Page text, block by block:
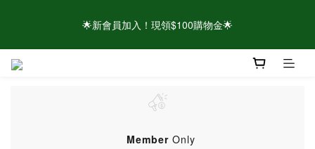
🌟新會員加入！現領$100購物金🌟
🌟新會員加入！現領$100購物金🌟
⚠️請認明官方帳號！近期有仿冒頁面/粉專盜圖詐騙 👉點此查看官
Member Only